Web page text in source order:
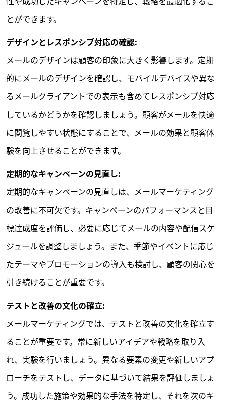
とができます。
デザインとレスポンシブ対応の確認:
メールのデザインは顧客の印象に大きく影響します。定期
的にメールのデザインを確認し、モバイルデバイスや異な
るメールクライアントでの表示も含めてレスポンシブ対応
しているかどうかを確認しましょう。顧客がメールを快適
に閲覧しやすい状態にすることで、メールの効果と顧客体
験を向上させることができます。
定期的なキャンペーンの見直し:
定期的なキャンペーンの見直しは、メールマーケティング
の改善に不可欠です。キャンペーンのパフォーマンスと目
標達成度を評価し、必要に応じてメールの内容や配信スケ
ジュールを調整しましょう。また、季節やイベントに応じ
たテーマやプロモーションの導入も検討し、顧客の関心を
引き続けることが重要です。
テストと改善の文化の確立:
メールマーケティングでは、テストと改善の文化を確立す
ることが重要です。常に新しいアイデアや戦略を取り入
れ、実験を行いましょう。異なる要素の変更や新しいアプ
ローチをテストし、データに基づいて結果を評価しましょ
う。成功した施策や効果的な手法を特定し、それを次のキ